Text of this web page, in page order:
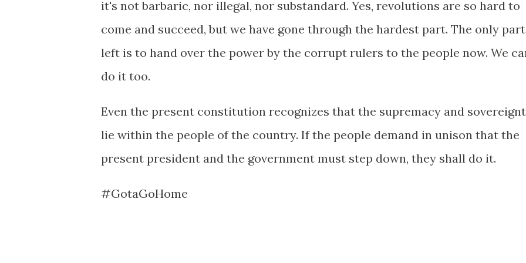
it's not barbaric, nor illegal, nor substandard. Yes, revolutions are so hard to
come and succeed, but we have gone through the hardest part. The only part
left is to hand over the power by the corrupt rulers to the people now. We
do it too.
Even the present constitution recognizes that the supremacy and
lie within the people of the country. If the people demand in unison that the
present president and the government must step down, they shall do it.
#GotaGoHome